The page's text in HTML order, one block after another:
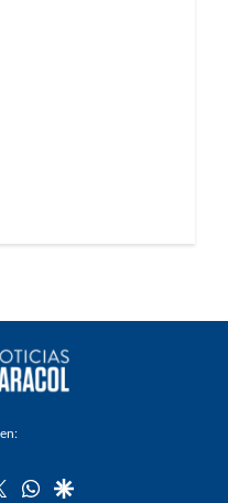
twitterwhatsapp
google